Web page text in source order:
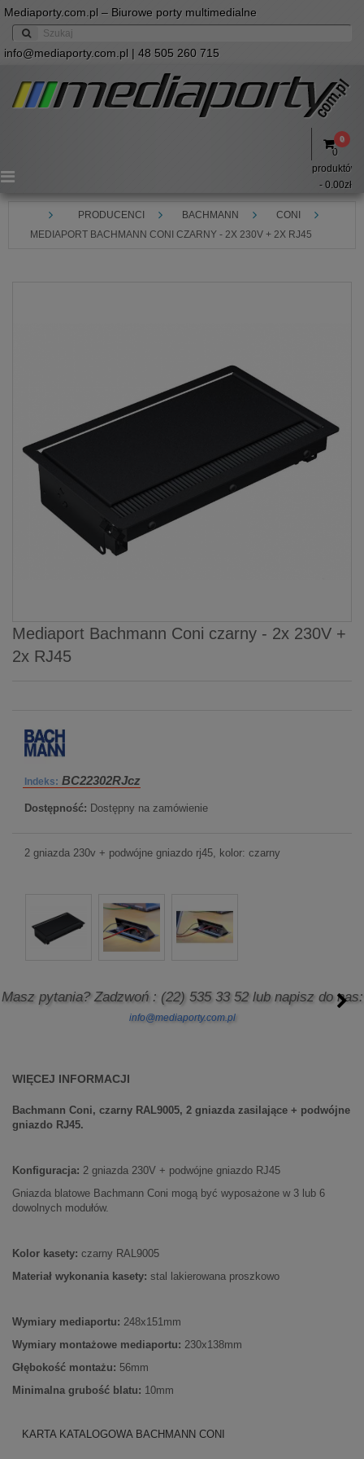
Mediaporty.com.pl – Biurowe porty multimedialne
info@mediaporty.com.pl | 48 505 260 715
0
0
produktów
- 0.00zł
Menu
PRODUCENCI BACHMANN
CONI
MEDIAPORT BACHMANN CONI CZARNY - 2X 230V + 2X RJ45
Mediaport Bachmann Coni czarny - 2x 230V +
2x RJ45
Indeks: BC22302RJcz
Dostępność: Dostępny na zamówienie
2 gniazda 230v + podwójne gniazdo rj45, kolor: czarny
Masz pytania? Zadzwoń : (22) 535 33 52lub napisz do nas:
info@mediaporty.com.pl
WIĘCEJ INFORMACJI
Bachmann Coni, czarny RAL9005, 2 gniazda zasilające + podwójne
gniazdo RJ45.
Konfiguracja: 2 gniazda 230V + podwójne gniazdo RJ45
Gniazda blatowe Bachmann Coni mogą być wyposażone w 3 lub 6
dowolnych modułów.
Kolor kasety: czarny RAL9005
Materiał wykonania kasety: stal lakierowana proszkowo
Wymiary mediaportu: 248x151mm
Wymiary montażowe mediaportu: 230x138mm
Głębokość montażu: 56mm
Minimalna grubość blatu: 10mm
KARTA KATALOGOWA BACHMANN CONI